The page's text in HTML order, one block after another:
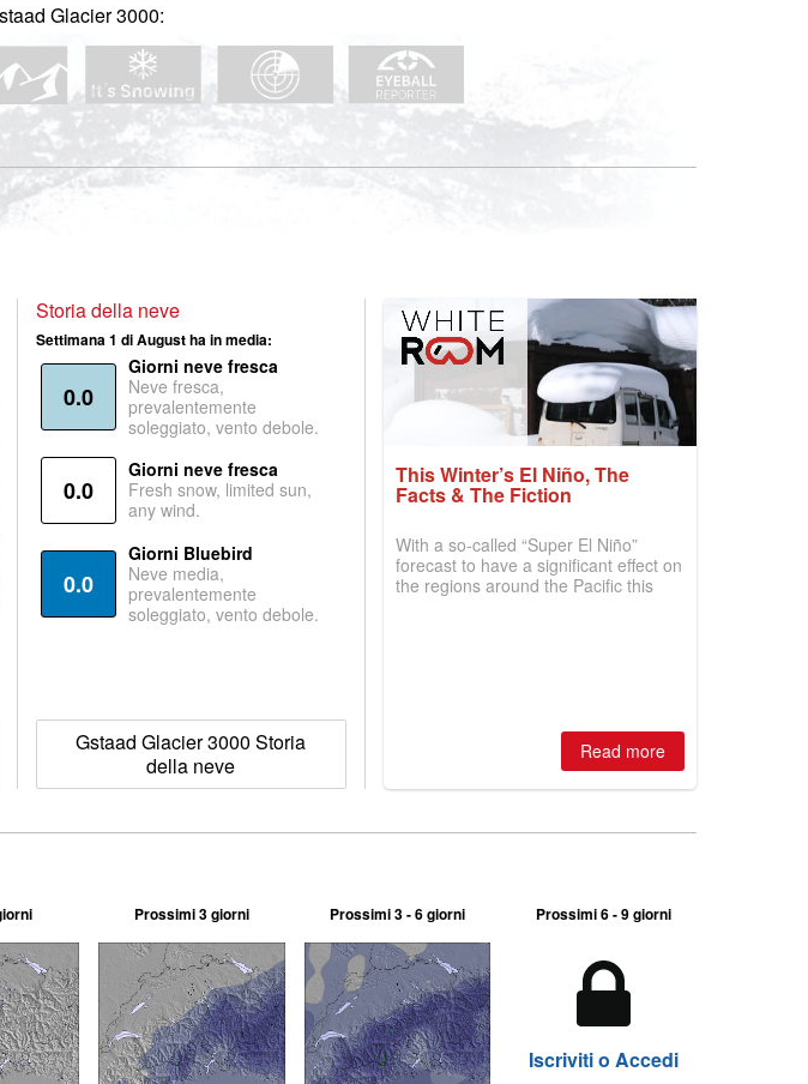
Glacier 3000:
Storia della neve
Settimana 1 di August ha in media:
0.0
Giorni neve fresca
Neve fresca,
prevalentemente
soleggiato, vento debole.
0.0
Giorni neve fresca
Fresh snow, limited sun,
any wind.
0.0
Giorni Bluebird
Neve media,
prevalentemente
soleggiato, vento debole.
Gstaad Glacier 3000 Storia
della neve
This Winter’s El Niño, The
Facts & The Fiction
With a so-called “Super El Niño”
forecast to have a significant effect on
the regions around the Pacific this
Read more
Prossimi 3 giorni Prossimi 3 - 6 giorni Prossimi 6 - 9 giorni
Iscriviti o Accedi